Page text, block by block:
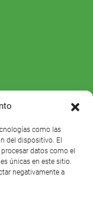
como las
del dispositivo. El
datos como el
únicas en este sitio.
negativamente a